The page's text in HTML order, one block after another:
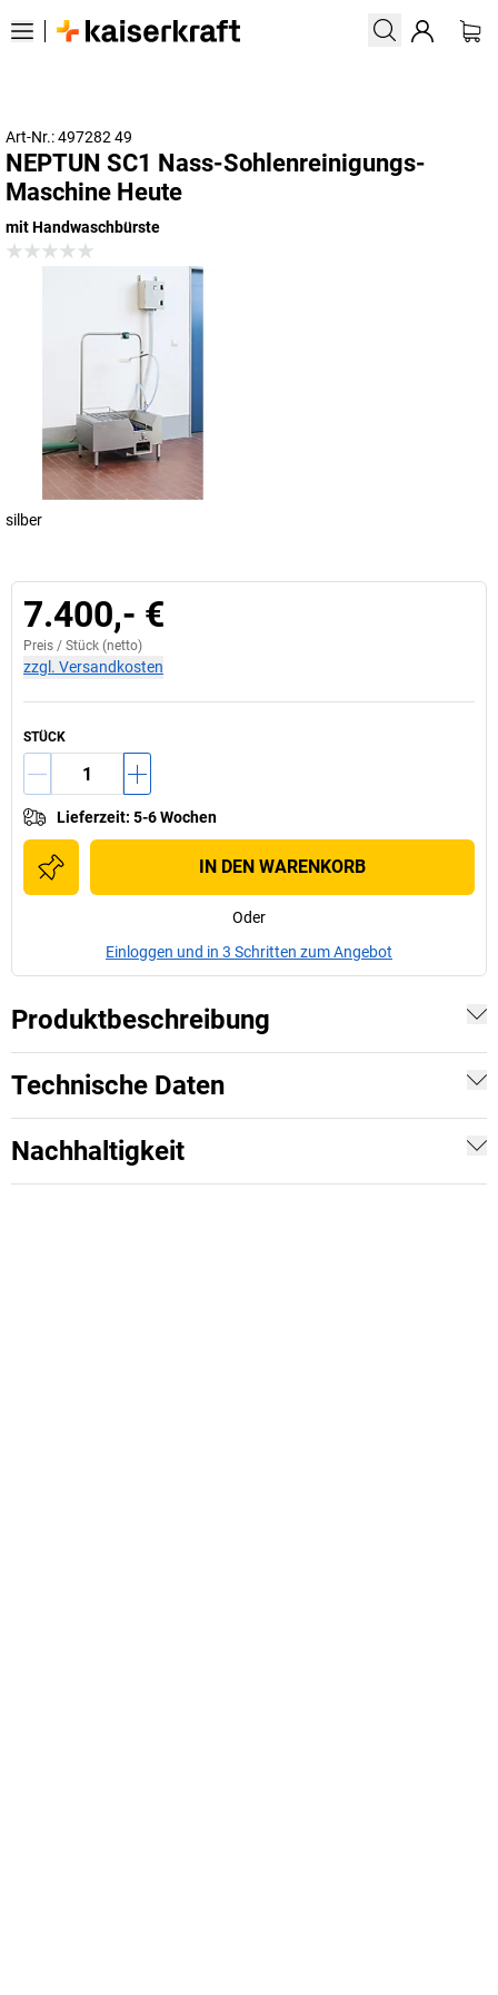
Art-Nr.: 497282 49
NEPTUN SC1 Nass-Sohlenreinigungs-
Maschine Heute
mit Handwaschbürste
silber
7.400,- €
Preis / Stück (netto)
zzgl. Versandkosten
STÜCK
Lieferzeit: 5-6 Wochen
IN DEN WARENKORB
Oder
Einloggen und in 3 Schritten zum Angebot
Produktbeschreibung
Technische Daten
Nachhaltigkeit